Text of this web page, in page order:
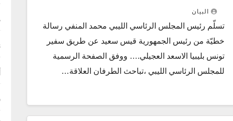
البيان
تسلّم رئيس المجلس الرئاسي الليبي محمد المنفي رسالة
خطيّة من رئيس الجمهورية قيس سعيد عن طريق سفير
تونس بليبيا الاسعد العجيلي.… ووفق الصفحة الرسمية
للمجلس الرئاسي الليبي ،تباحث الطرفان العلاقة…